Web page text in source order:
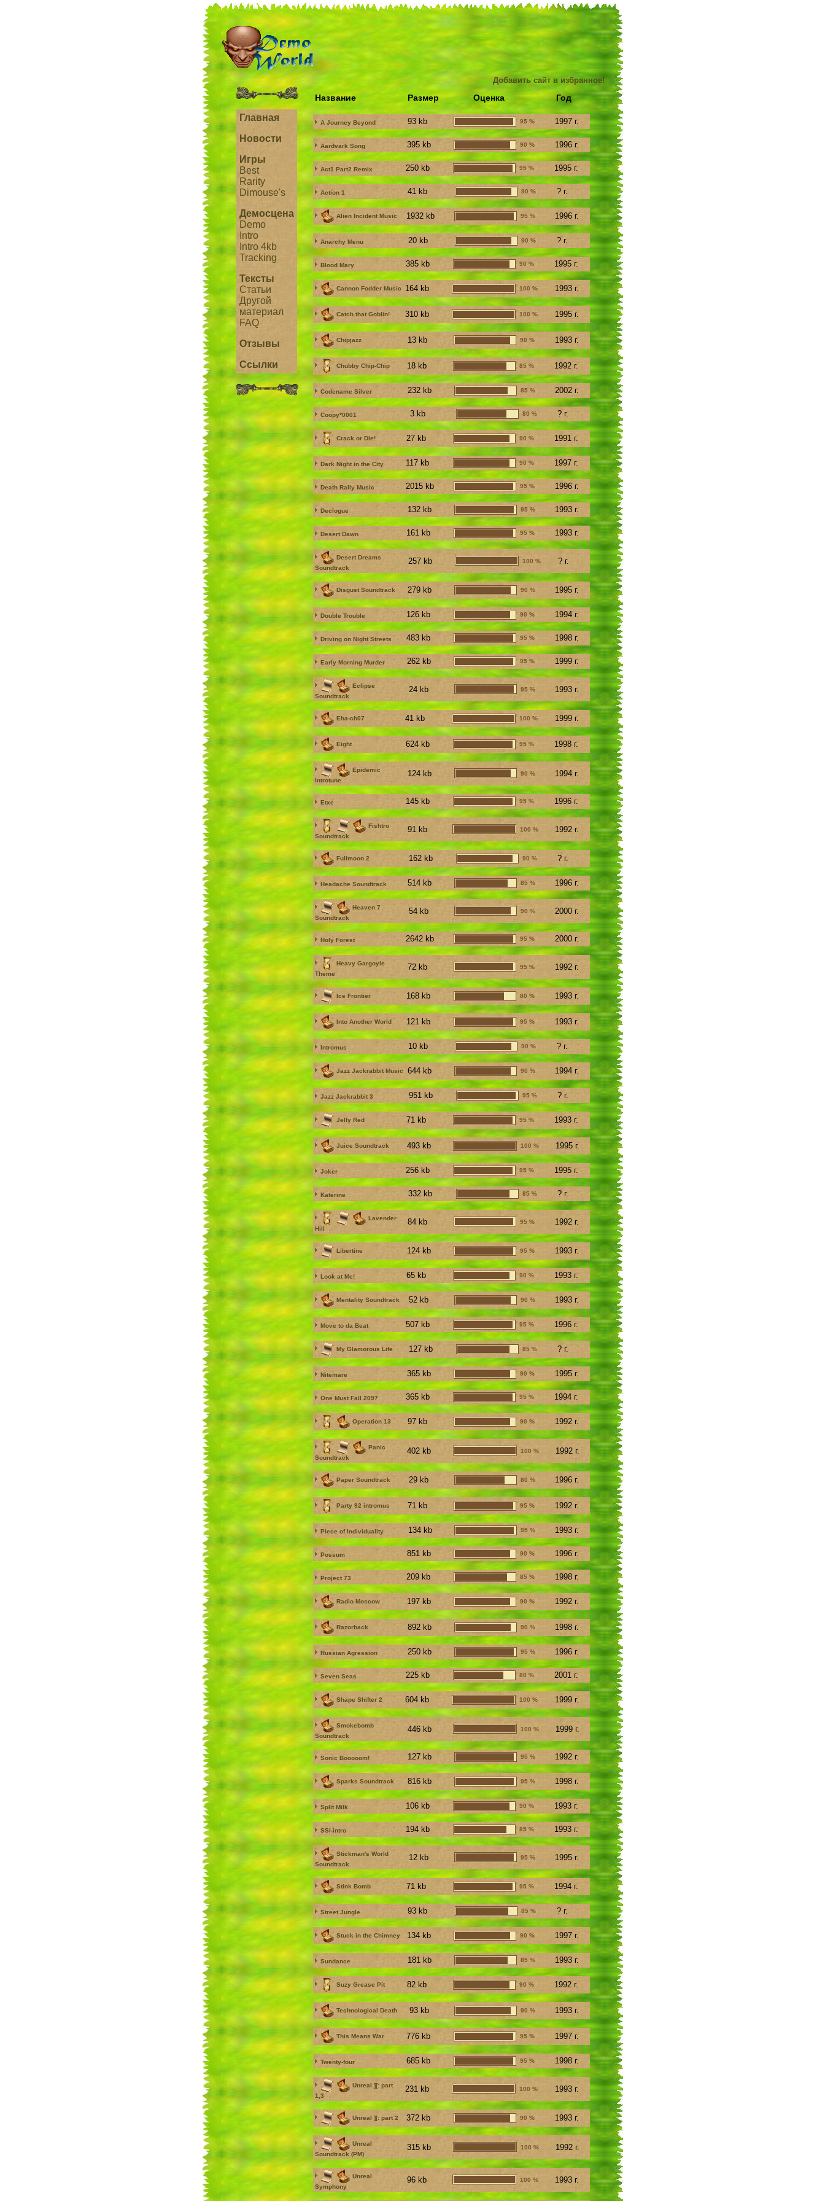
Главная
Новости
Игры
Best
Rarity
Dimouse's
Демосцена
Demo
Intro
Intro 4kb
Tracking
Тексты
Статьи
Другой
материал
FAQ
Отзывы
Ссылки
Добавить сайт в избранное!
Название Размер Оценка Год
A Journey Beyond 93 kb 95 % 1997 г.
Aardvark Song 395 kb 90 % 1996 г.
Act1 Part2 Remix 250 kb 95 % 1995 г.
Action 1 41 kb 90 % ? г.
Alien Incident Music 1932 kb 95 % 1996 г.
Anarchy Menu 20 kb 90 % ? г.
Blood Mary 385 kb 90 % 1995 г.
Cannon Fodder Music 164 kb 100 % 1993 г.
Catch that Goblin! 310 kb 100 % 1995 г.
Chipjazz 13 kb 90 % 1993 г.
Chubby Chip-Chip 18 kb 85 % 1992 г.
Codename Silver 232 kb 85 % 2002 г.
Coopy*0001 3 kb 80 % ? г.
Crack or Die! 27 kb 90 % 1991 г.
Dark Night in the City 117 kb 90 % 1997 г.
Death Rally Music 2015 kb 95 % 1996 г.
Declogue 132 kb 95 % 1993 г.
Desert Dawn 161 kb 95 % 1993 г.
Desert Dreams
Soundtrack
257 kb 100 % ? г.
Disgust Soundtrack 279 kb 90 % 1995 г.
Double Trouble 126 kb 90 % 1994 г.
Driving on Night Streets 483 kb 95 % 1998 г.
Early Morning Murder 262 kb 95 % 1999 г.
Eclipse
Soundtrack
24 kb 95 % 1993 г.
Eha-ch07 41 kb 100 % 1999 г.
Eight 624 kb 95 % 1998 г.
Epidemic
Introtune
124 kb 90 % 1994 г.
Etxe 145 kb 95 % 1996 г.
Fishtro
Soundtrack
91 kb 100 % 1992 г.
Fullmoon 2 162 kb 90 % ? г.
Headache Soundtrack 514 kb 85 % 1996 г.
Heaven 7
Soundtrack
54 kb 90 % 2000 г.
Holy Forest 2642 kb 95 % 2000 г.
Heavy Gargoyle
Theme
72 kb 95 % 1992 г.
Ice Frontier 168 kb 80 % 1993 г.
Into Another World 121 kb 95 % 1993 г.
Intromus 10 kb 90 % ? г.
Jazz Jackrabbit Music 644 kb 90 % 1994 г.
Jazz Jackrabbit 3 951 kb 95 % ? г.
Jelly Red 71 kb 95 % 1993 г.
Juice Soundtrack 493 kb 100 % 1995 г.
Joker 256 kb 95 % 1995 г.
Katerine 332 kb 85 % ? г.
Lavender
Hill
84 kb 95 % 1992 г.
Libertine 124 kb 95 % 1993 г.
Look at Me! 65 kb 90 % 1993 г.
Mentality Soundtrack 52 kb 90 % 1993 г.
Move to da Beat 507 kb 95 % 1996 г.
My Glamorous Life 127 kb 85 % ? г.
Nitemare 365 kb 90 % 1995 г.
One Must Fall 2097 365 kb 95 % 1994 г.
Operation 13 97 kb 90 % 1992 г.
Panic
Soundtrack
402 kb 100 % 1992 г.
Paper Soundtrack 29 kb 80 % 1996 г.
Party 92 intromus 71 kb 95 % 1992 г.
Piece of Individuality 134 kb 95 % 1993 г.
Possum 851 kb 90 % 1996 г.
Project 73 209 kb 85 % 1998 г.
Radio Moscow 197 kb 90 % 1992 г.
Razorback 892 kb 90 % 1998 г.
Russian Agression 250 kb 95 % 1996 г.
Seven Seas 225 kb 80 % 2001 г.
Shape Shifter 2 604 kb 100 % 1999 г.
Smokebomb
Soundtrack
446 kb 100 % 1999 г.
Sonic Booooom! 127 kb 95 % 1992 г.
Sparks Soundtrack 816 kb 95 % 1998 г.
Split Milk 106 kb 90 % 1993 г.
SSI-intro 194 kb 85 % 1993 г.
Stickman's World
Soundtrack
12 kb 95 % 1995 г.
Stink Bomb 71 kb 95 % 1994 г.
Street Jungle 93 kb 85 % ? г.
Stuck in the Chimney 134 kb 90 % 1997 г.
Sundance 181 kb 85 % 1993 г.
Suzy Grease Pit 82 kb 90 % 1992 г.
Technological Death 93 kb 90 % 1993 г.
This Means War 776 kb 95 % 1997 г.
Twenty-four 685 kb 95 % 1998 г.
Unreal ][: part
1,3
231 kb 100 % 1993 г.
Unreal ][: part 2 372 kb 90 % 1993 г.
Unreal
Soundtrack (PM)
315 kb 100 % 1992 г.
Unreal
Symphony
96 kb 100 % 1993 г.